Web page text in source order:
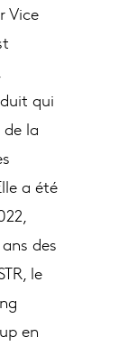
Vice
qui
la
a été
des
le
en